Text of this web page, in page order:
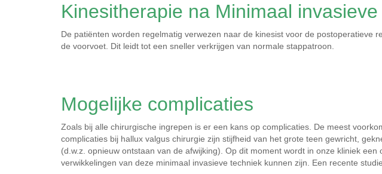
Kinesitherapie na Minimaal
De patiënten worden regelmatig verwezen naar de kinesist voor de postoperatieve
de voorvoet. Dit leidt tot een sneller verkrijgen van normale stappatroon.
Mogelijke complicaties
Zoals bij alle chirurgische ingrepen is er een kans op complicaties. De meest
complicaties bij hallux valgus chirurgie zijn stijfheid van het grote teen gewricht,
(d.w.z. opnieuw ontstaan van de afwijking). Op dit moment wordt in onze kliniek
verwikkelingen van deze minimaal invasieve techniek kunnen zijn. Een recente